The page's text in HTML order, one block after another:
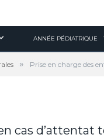
ANNÉE PÉDIATRIQUE
» Prise en charge des
cas d’attentat